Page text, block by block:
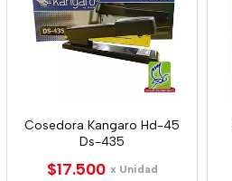
Cosedora Kangaro Hd-45
Ds-435
$17.500 x Unidad